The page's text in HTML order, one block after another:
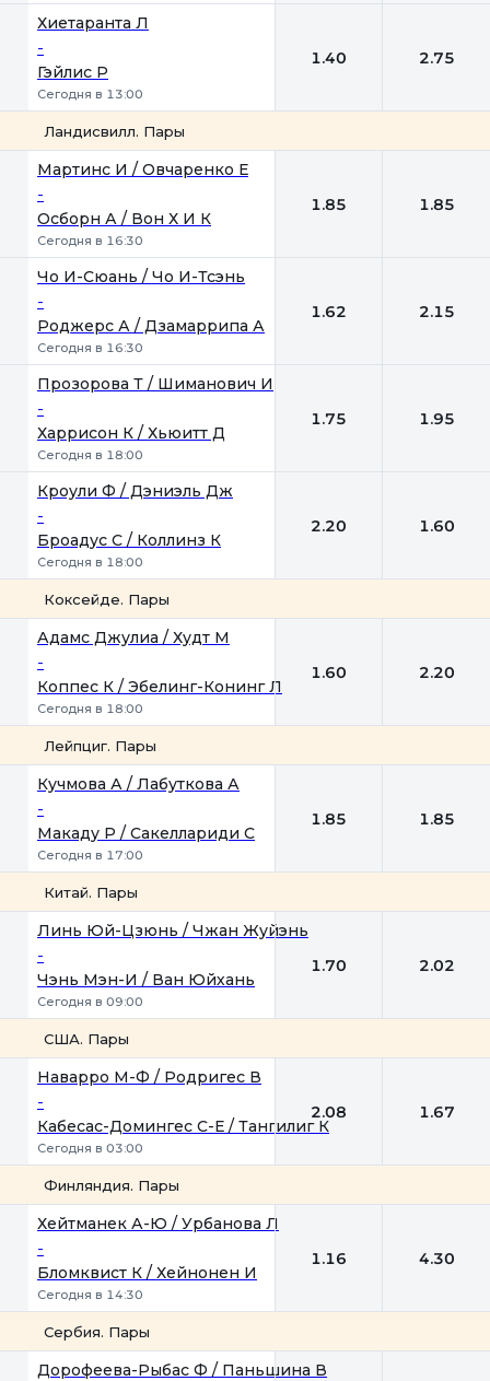
Хиетаранта Л
-
Гэйлис Р
Сегодня в 13:00
1.40 2.75
Ландисвилл. Пары
Мартинс И / Овчаренко Е
-
Осборн А / Вон Х И К
Сегодня в 16:30
1.85 1.85
Чо И-Сюань / Чо И-Тсэнь
-
Роджерс А / Дзамаррипа А
Сегодня в 16:30
1.62 2.15
Прозорова Т / Шиманович И
-
Харрисон К / Хьюитт Д
Сегодня в 18:00
1.75 1.95
Кроули Ф / Дэниэль Дж
-
Броадус С / Коллинз К
Сегодня в 18:00
2.20 1.60
Коксейде. Пары
Адамс Джулиа / Худт М
-
Коппес К / Эбелинг-Конинг Л
Сегодня в 18:00
1.60 2.20
Лейпциг. Пары
Кучмова А / Лабуткова А
-
Макаду Р / Сакеллариди С
Сегодня в 17:00
1.85 1.85
Китай. Пары
Линь Юй-Цзюнь / Чжан Жуйэнь
-
Чэнь Мэн-И / Ван Юйхань
Сегодня в 09:00
1.70 2.02
США. Пары
Наварро М-Ф / Родригес В
-
Кабесас-Домингес С-Е / Тангилиг К
Сегодня в 03:00
2.08 1.67
Финляндия. Пары
Хейтманек А-Ю / Урбанова Л
-
Бломквист К / Хейнонен И
Сегодня в 14:30
1.16 4.30
Сербия. Пары
Дорофеева-Рыбас Ф / Паньшина В